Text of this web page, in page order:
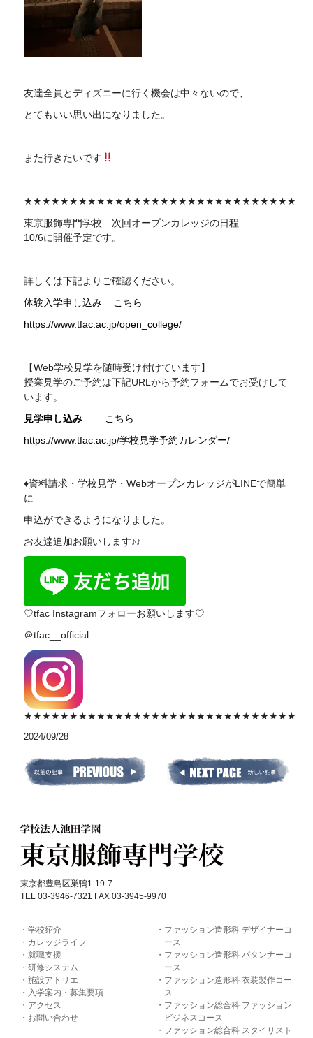
友達全員とディズニーに行く機会は中々ないので、
とてもいい思い出になりました。
また行きたいです
★★★★★★★★★★★★★★★★★★★★★★★★★★★★★★
東京服飾専門学校 次回 オープンカレッジの日程
10/6に開催予定です。
詳しくは下記よりご確認ください。
体験入学申し込み
こちら
https://www.tfac.ac.jp/open_college/
【Web学校見学を随時受け付けています】
授業見学のご予約は下記URL から予約フォームでお受けして
います。
見学申し込み
こちら
https://www.tfac.ac.jp/学校見学予約カレンダー/
♦資料請求・学校見学・WebオープンカレッジがLINEで簡単
に
申込ができるようになりました。
お友達追加お願いします♪♪
♡tfac Instagramフォローお願いします♡
＠tfac__official
★★★★★★★★★★★★★★★★★★★★★★★★★★★★★★
2024/09/28
東京都豊島区巣鴨1-19-7
TEL 03-3946-7321 FAX 03-3945-9970
学校紹介
カレッジライフ
就職支援
研修システム
施設アトリエ
入学案内・募集要項
アクセス
お問い合わせ
ファッション造形科 デザイナーコ
ース
ファッション造形科 パタンナーコ
ース
ファッション造形科 衣装製作コー
ス
ファッション総合科 ファッション
ビジネスコース
ファッション総合科 スタイリスト